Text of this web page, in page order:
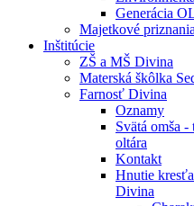
Generácia
Majetkové priznania
Inštitúcie
ZŠ a MŠ Divina
Materská škôlka
Farnosť Divina
Oznamy
Svätá omša
oltára
Kontakt
Hnutie
Divina